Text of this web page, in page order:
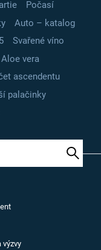
Počasí
Auto – katalog
Svařené víno
Aloe vera
ascendentu
palačinky
výzvy